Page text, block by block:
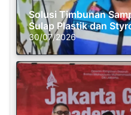
Solusi Timbunan
Sulap Plastik dan
30/07/2026